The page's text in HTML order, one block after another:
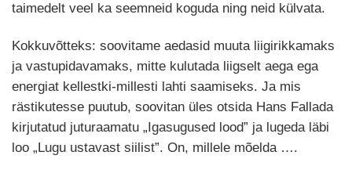
taimedelt veel ka seemneid koguda ning neid külvata.
Kokkuvõtteks: soovitame aedasid muuta liigirikkamaks
ja vastupidavamaks, mitte kulutada liigselt aega ega
energiat kellestki-millesti lahti saamiseks. Ja mis
rästikutesse puutub, soovitan üles otsida Hans Fallada
kirjutatud juturaamatu „Igasugused lood” ja lugeda läbi
loo „Lugu ustavast siilist”. On, millele mõelda ….